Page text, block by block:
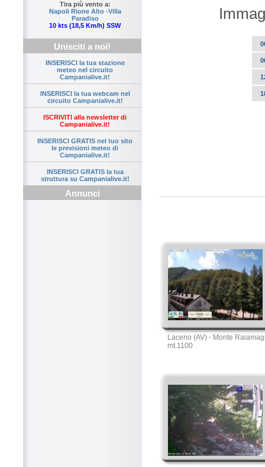
Tira più vento a:
Napoli Rione Alto -Villa
Paradiso
10 kts (18,5 Km/h) SSW
Unisciti a noi!
INSERISCI la tua stazione
meteo nel circuito
Campanialive.it!
INSERISCI la tua webcam nel
circuito Campanialive.it!
ISCRIVITI alla newsletter di
Campanialive.it!
INSERISCI GRATIS nel tuo sito
le previsioni meteo di
Campanialive.it!
INSERISCI GRATIS la tua
struttura su Campanialive.it!
Annunci
Laceno (AV) - Monte
mt.1100